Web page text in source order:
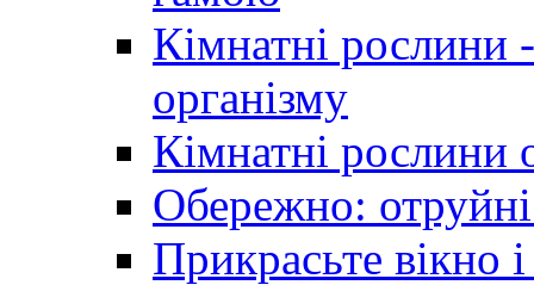
Кімнатні рослини
організму
Кімнатні рослини
Обережно:
Прикрасьте вікно